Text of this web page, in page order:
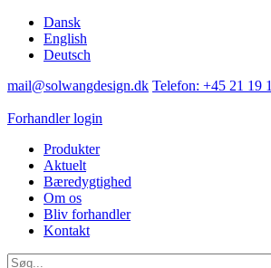
Dansk
English
Deutsch
mail@solwangdesign.dk Telefon: +45 21 19
Forhandler login
Produkter
Aktuelt
Bæredygtighed
Om os
Bliv forhandler
Kontakt